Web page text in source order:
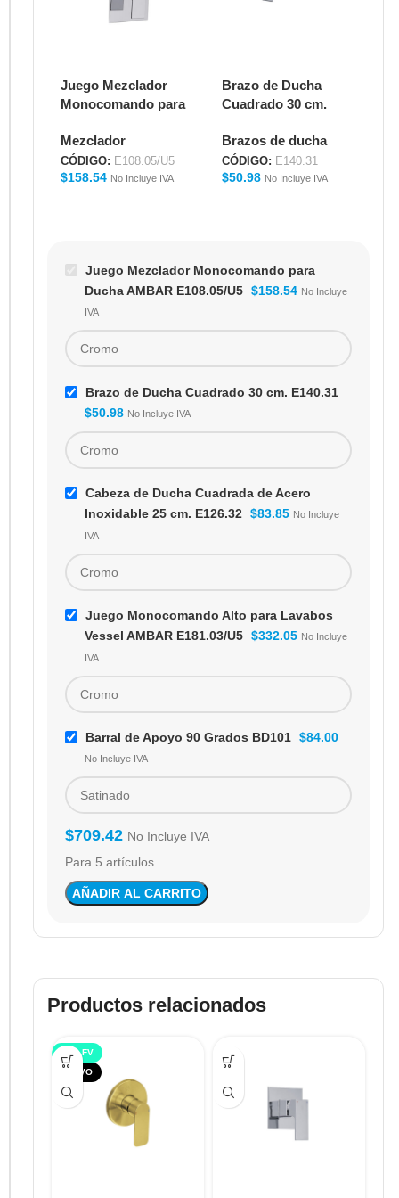
Juego Mezclador
Monocomando para
E108.05/U5
Mezclador
CÓDIGO: E108.05/U5
$158.54 No Incluye IVA
Brazo de Ducha
Cuadrado 30 cm.
Brazos de ducha
CÓDIGO: E140.31
$50.98 No Incluye IVA
Juego Mezclador Monocomando para
Ducha AMBAR E108.05/U5 $158.54 No Incluye
IVA
Brazo de Ducha Cuadrado 30 cm. E140.31
$50.98 No Incluye IVA
Cabeza de Ducha Cuadrada de Acero
Inoxidable 25 cm. E126.32 $83.85 No Incluye
IVA
Juego Monocomando Alto para Lavabos
Vessel AMBAR E181.03/U5 $332.05 No Incluye
IVA
Barral de Apoyo 90 Grados BD101 $84.00
No Incluye IVA
$709.42 No Incluye IVA
Para 5 artículos
AÑADIR AL CARRITO
Productos relacionados
TOP FV
NUEVO